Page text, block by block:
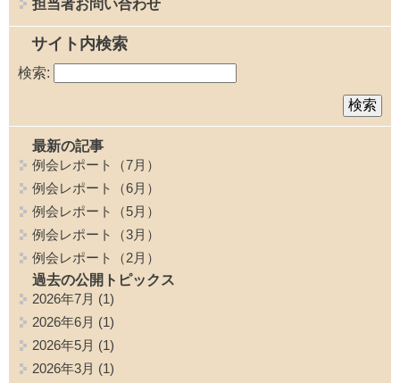
担当者お問い合わせ
サイト内検索
検索:
最新の記事
例会レポート（7月）
例会レポート（6月）
例会レポート（5月）
例会レポート（3月）
例会レポート（2月）
過去の公開トピックス
2026年7月 (1)
2026年6月 (1)
2026年5月 (1)
2026年3月 (1)